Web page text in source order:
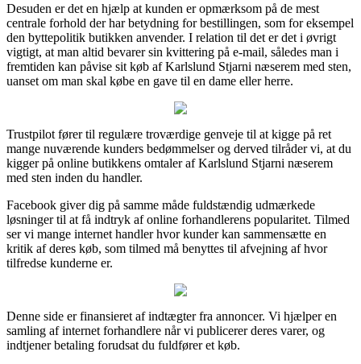
Desuden er det en hjælp at kunden er opmærksom på de mest
centrale forhold der har betydning for bestillingen, som for eksempel
den byttepolitik butikken anvender. I relation til det er det i øvrigt
vigtigt, at man altid bevarer sin kvittering på e-mail, således man i
fremtiden kan påvise sit køb af Karlslund Stjarni næserem med sten,
uanset om man skal købe en gave til en dame eller herre.
Trustpilot fører til regulære troværdige genveje til at kigge på ret
mange nuværende kunders bedømmelser og derved tilråder vi, at du
kigger på online butikkens omtaler af Karlslund Stjarni næserem
med sten inden du handler.
Facebook giver dig på samme måde fuldstændig udmærkede
løsninger til at få indtryk af online forhandlerens popularitet. Tilmed
ser vi mange internet handler hvor kunder kan sammensætte en
kritik af deres køb, som tilmed må benyttes til afvejning af hvor
tilfredse kunderne er.
Denne side er finansieret af indtægter fra annoncer. Vi hjælper en
samling af internet forhandlere når vi publicerer deres varer, og
indtjener betaling forudsat du fuldfører et køb.